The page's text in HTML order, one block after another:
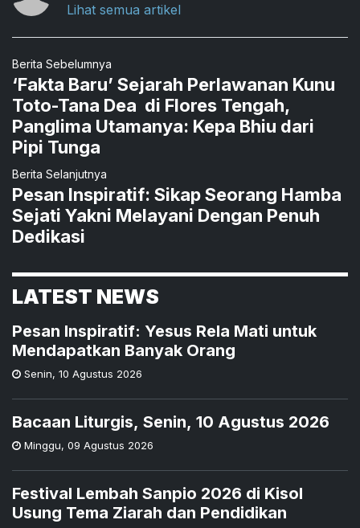
Lihat semua artikel
Berita Sebelumnya
‘Fakta Baru’ Sejarah Perlawanan Kunu
Toto-Tana Dea di Flores Tengah,
Panglima Utamanya: Kepa Bhiu dari
Pipi Tunga
Berita Selanjutnya
Pesan Inspiratif: Sikap Seorang Hamba
Sejati Yakni Melayani Dengan Penuh
Dedikasi
LATEST NEWS
Pesan Inspiratif: Yesus Rela Mati untuk
Mendapatkan Banyak Orang
Senin, 10 Agustus 2026
Bacaan Liturgis, Senin, 10 Agustus 2026
Minggu, 09 Agustus 2026
Festival Lembah Sanpio 2026 di Kisol
Usung Tema Ziarah dan Pendidikan